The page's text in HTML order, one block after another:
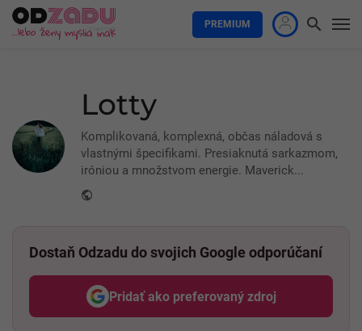
PREMIUM
Lotty
Komplikovaná, komplexná, občas náladová s
vlastnými špecifikami. Presiaknutá sarkazmom,
iróniou a množstvom energie. Maverick...
Dostaň Odzadu do svojich Google odporúčaní
Pridať ako preferovaný zdroj
Odzadu, odkaz sa otvorí v